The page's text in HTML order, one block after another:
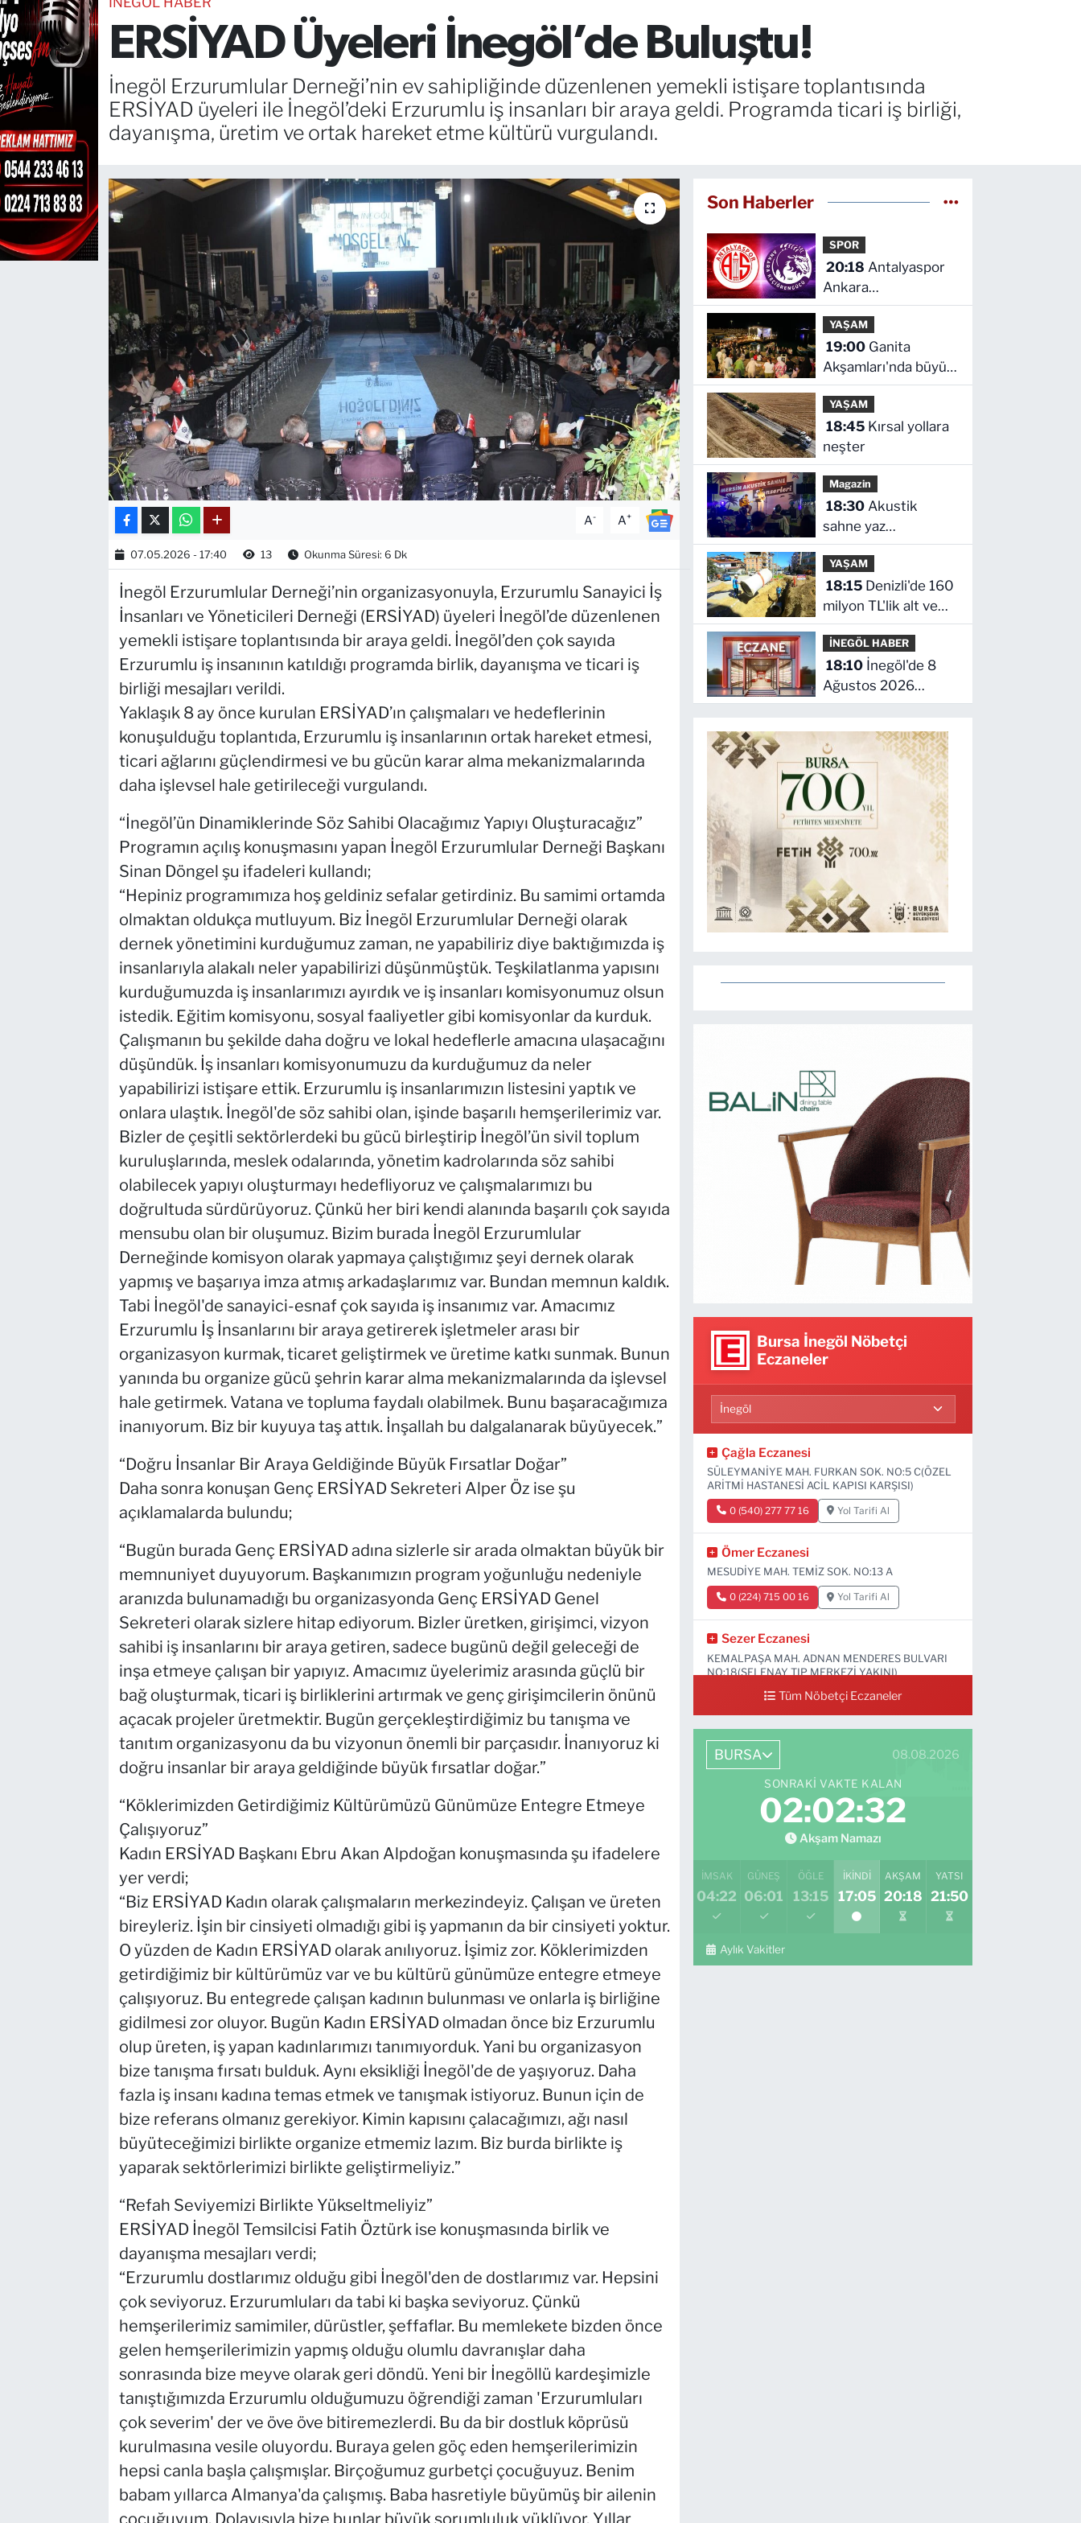
ERSİYAD Üyeleri İnegöl’de Buluştu!
İnegöl Erzurumlular Derneği’nin ev sahipliğinde düzenlenen yemekli istişare toplantısında
ERSİYAD üyeleri ile İnegöl’deki Erzurumlu iş insanları bir araya geldi. Programda ticari iş birliği,
dayanışma, üretim ve ortak hareket etme kültürü vurgulandı.
A- A+
07.05.2026 - 17:40 13 Okunma Süresi: 6 Dk
İnegöl Erzurumlular Derneği’nin organizasyonuyla, Erzurumlu Sanayici İş
İnsanları ve Yöneticileri Derneği (ERSİYAD) üyeleri İnegöl’de düzenlenen
yemekli istişare toplantısında bir araya geldi. İnegöl’den çok sayıda
Erzurumlu iş insanının katıldığı programda birlik, dayanışma ve ticari iş
birliği mesajları verildi.
Yaklaşık 8 ay önce kurulan ERSİYAD’ın çalışmaları ve hedeflerinin
konuşulduğu toplantıda, Erzurumlu iş insanlarının ortak hareket etmesi,
ticari ağlarını güçlendirmesi ve bu gücün karar alma mekanizmalarında
daha işlevsel hale getirileceği vurgulandı.
“İnegöl’ün Dinamiklerinde Söz Sahibi Olacağımız Yapıyı Oluşturacağız”
Programın açılış konuşmasını yapan İnegöl Erzurumlular Derneği Başkanı
Sinan Döngel şu ifadeleri kullandı;
“Hepiniz programımıza hoş geldiniz sefalar getirdiniz. Bu samimi ortamda
olmaktan oldukça mutluyum. Biz İnegöl Erzurumlular Derneği olarak
dernek yönetimini kurduğumuz zaman, ne yapabiliriz diye baktığımızda iş
insanlarıyla alakalı neler yapabilirizi düşünmüştük. Teşkilatlanma yapısını
kurduğumuzda iş insanlarımızı ayırdık ve iş insanları komisyonumuz olsun
istedik. Eğitim komisyonu, sosyal faaliyetler gibi komisyonlar da kurduk.
Çalışmanın bu şekilde daha doğru ve lokal hedeflerle amacına ulaşacağını
düşündük. İş insanları komisyonumuzu da kurduğumuz da neler
yapabilirizi istişare ettik. Erzurumlu iş insanlarımızın listesini yaptık ve
onlara ulaştık. İnegöl'de söz sahibi olan, işinde başarılı hemşerilerimiz var.
Bizler de çeşitli sektörlerdeki bu gücü birleştirip İnegöl’ün sivil toplum
kuruluşlarında, meslek odalarında, yönetim kadrolarında söz sahibi
olabilecek yapıyı oluşturmayı hedefliyoruz ve çalışmalarımızı bu
doğrultuda sürdürüyoruz. Çünkü her biri kendi alanında başarılı çok sayıda
mensubu olan bir oluşumuz. Bizim burada İnegöl Erzurumlular
Derneğinde komisyon olarak yapmaya çalıştığımız şeyi dernek olarak
yapmış ve başarıya imza atmış arkadaşlarımız var. Bundan memnun kaldık.
Tabi İnegöl'de sanayici-esnaf çok sayıda iş insanımız var. Amacımız
Erzurumlu İş İnsanlarını bir araya getirerek işletmeler arası bir
organizasyon kurmak, ticaret geliştirmek ve üretime katkı sunmak. Bunun
yanında bu organize gücü şehrin karar alma mekanizmalarında da işlevsel
hale getirmek. Vatana ve topluma faydalı olabilmek. Bunu başaracağımıza
inanıyorum. Biz bir kuyuya taş attık. İnşallah bu dalgalanarak büyüyecek.”
“Doğru İnsanlar Bir Araya Geldiğinde Büyük Fırsatlar Doğar”
Daha sonra konuşan Genç ERSİYAD Sekreteri Alper Öz ise şu
açıklamalarda bulundu;
“Bugün burada Genç ERSİYAD adına sizlerle sir arada olmaktan büyük bir
memnuniyet duyuyorum. Başkanımızın program yoğunluğu nedeniyle
aranızda bulunamadığı bu organizasyonda Genç ERSİYAD Genel
Sekreteri olarak sizlere hitap ediyorum. Bizler üretken, girişimci, vizyon
sahibi iş insanlarını bir araya getiren, sadece bugünü değil geleceği de
inşa etmeye çalışan bir yapıyız. Amacımız üyelerimiz arasında güçlü bir
bağ oluşturmak, ticari iş birliklerini artırmak ve genç girişimcilerin önünü
açacak projeler üretmektir. Bugün gerçekleştirdiğimiz bu tanışma ve
tanıtım organizasyonu da bu vizyonun önemli bir parçasıdır. İnanıyoruz ki
doğru insanlar bir araya geldiğinde büyük fırsatlar doğar.”
“Köklerimizden Getirdiğimiz Kültürümüzü Günümüze Entegre Etmeye
Çalışıyoruz”
Kadın ERSİYAD Başkanı Ebru Akan Alpdoğan konuşmasında şu ifadelere
yer verdi;
“Biz ERSİYAD Kadın olarak çalışmaların merkezindeyiz. Çalışan ve üreten
bireyleriz. İşin bir cinsiyeti olmadığı gibi iş yapmanın da bir cinsiyeti yoktur.
O yüzden de Kadın ERSİYAD olarak anılıyoruz. İşimiz zor. Köklerimizden
getirdiğimiz bir kültürümüz var ve bu kültürü günümüze entegre etmeye
çalışıyoruz. Bu entegrede çalışan kadının bulunması ve onlarla iş birliğine
gidilmesi zor oluyor. Bugün Kadın ERSİYAD olmadan önce biz Erzurumlu
olup üreten, iş yapan kadınlarımızı tanımıyorduk. Yani bu organizasyon
bize tanışma fırsatı bulduk. Aynı eksikliği İnegöl'de de yaşıyoruz. Daha
fazla iş insanı kadına temas etmek ve tanışmak istiyoruz. Bunun için de
bize referans olmanız gerekiyor. Kimin kapısını çalacağımızı, ağı nasıl
büyüteceğimizi birlikte organize etmemiz lazım. Biz burda birlikte iş
yaparak sektörlerimizi birlikte geliştirmeliyiz.”
“Refah Seviyemizi Birlikte Yükseltmeliyiz”
ERSİYAD İnegöl Temsilcisi Fatih Öztürk ise konuşmasında birlik ve
dayanışma mesajları verdi;
“Erzurumlu dostlarımız olduğu gibi İnegöl'den de dostlarımız var. Hepsini
çok seviyoruz. Erzurumluları da tabi ki başka seviyoruz. Çünkü
hemşerilerimiz samimiler, dürüstler, şeffaflar. Bu memlekete bizden önce
gelen hemşerilerimizin yapmış olduğu olumlu davranışlar daha
sonrasında bize meyve olarak geri döndü. Yeni bir İnegöllü kardeşimizle
tanıştığımızda Erzurumlu olduğumuzu öğrendiği zaman 'Erzurumluları
çok severim' der ve öve öve bitiremezlerdi. Bu da bir dostluk köprüsü
kurulmasına vesile oluyordu. Buraya gelen göç eden hemşerilerimizin
hepsi canla başla çalışmışlar. Birçoğumuz gurbetçi çocuğuyuz. Benim
babam yıllarca Almanya'da çalışmış. Baba hasretiyle büyümüş bir ailenin
çocuğuyum. Dolayısıyla bize bunlar büyük sorumluluk yüklüyor. Yıllar
Son Haberler
SPOR
20:18
Ankara
Keçiörengücü maçını
canlı izle
YAŞAM
19:00
Akşamları'nda büyük
coşku
YAŞAM
18:45
neşter
Magazin
18:30
sahne yaz
akşamlarına ritim
katıyor
YAŞAM
18:15
milyon TL'lik alt ve
üstyapı yatırımı
İNEGÖL HABER
18:10
Ağustos 2026
Cumartesi Nöbetçi
Bursa İnegöl Nöbetçi
Eczaneler
Çağla Eczanesi
SÜLEYMANİYE MAH. FURKAN SOK. NO:5 C(ÖZEL
ARİTMİ HASTANESİ ACİL KAPISI KARŞISI)
0 (540) 277 77 16 Yol Tarifi Al
Ömer Eczanesi
MESUDİYE MAH. TEMİZ SOK. NO:13 A
0 (224) 715 00 16 Yol Tarifi Al
Sezer Eczanesi
KEMALPAŞA MAH. ADNAN MENDERES BULVARI
NO:18(SELENAY TIP MERKEZİ YAKINI)
0 (224) 711 64 49 Yol Tarifi Al
Tüm Nöbetçi Eczaneler
BURSA 08.08.2026
SONRAKI VAKTE KALAN
02:02:31
Akşam Namazı
İMSAK
04:22
GÜNEŞ
06:01
ÖĞLE
13:15
İKINDI
17:05
AKŞAM
20:18
YATSI
21:50
Aylık Vakitler
TEKNOLOJİ
CANLI DİNLE
RESMİ İLANLAR
Gencsesfm Canlı Dinle